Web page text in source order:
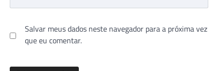
Salvar meus dados neste navegador para a próxima vez
que eu comentar.